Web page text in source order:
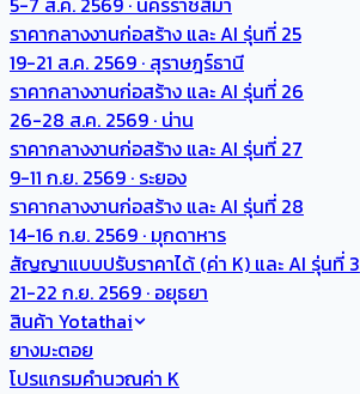
ราคากลางงานก่อสร้าง และ AI รุ่นที่ 25
19-21 ส.ค. 2569 · สุราษฎร์ธานี
ราคากลางงานก่อสร้าง และ AI รุ่นที่ 26
26-28 ส.ค. 2569 · น่าน
ราคากลางงานก่อสร้าง และ AI รุ่นที่ 27
9-11 ก.ย. 2569 · ระยอง
ราคากลางงานก่อสร้าง และ AI รุ่นที่ 28
14-16 ก.ย. 2569 · มุกดาหาร
สัญญาแบบปรับราคาได้ (ค่า K) และ AI รุ่นที่ 3
21-22 ก.ย. 2569 · อยุธยา
สินค้า Yotathai
ยางมะตอย
โปรแกรมคำนวณค่า K